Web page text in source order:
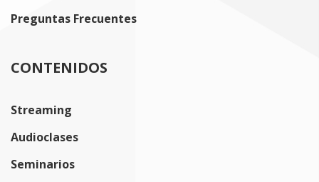
Preguntas Frecuentes
CONTENIDOS
Streaming
Audioclases
Seminarios